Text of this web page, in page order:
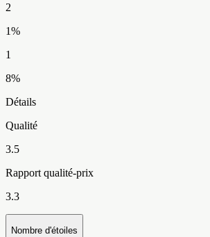
2
1%
1
8%
Détails
Qualité
3.5
Rapport qualité-prix
3.3
Nombre d'étoiles